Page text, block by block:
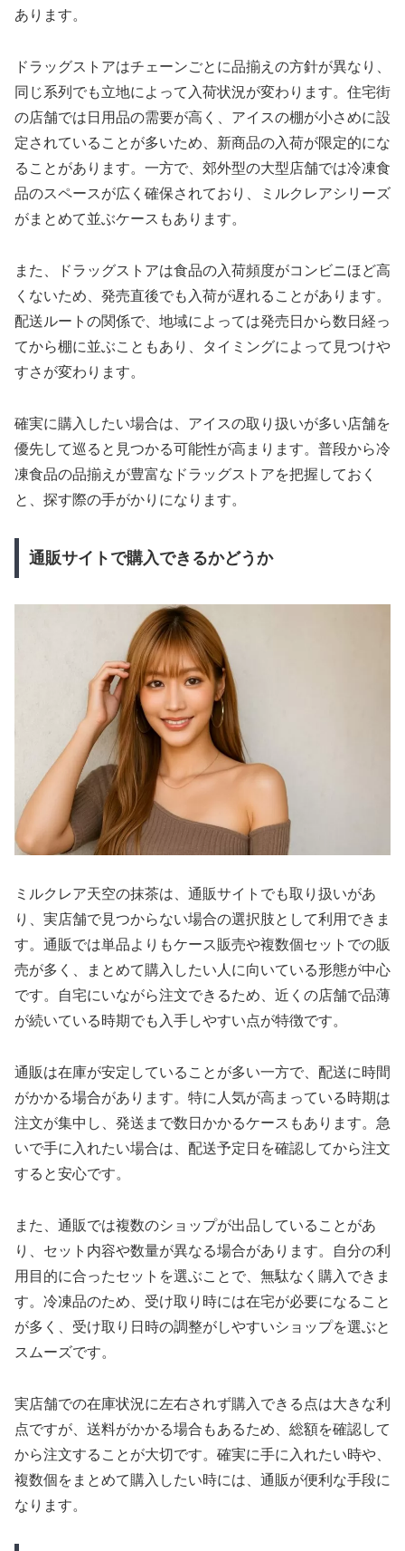
あります。
ドラッグストアはチェーンごとに品揃えの方針が異なり、
同じ系列でも立地によって入荷状況が変わります。住宅街
の店舗では日用品の需要が高く、アイスの棚が小さめに設
定されていることが多いため、新商品の入荷が限定的にな
ることがあります。一方で、郊外型の大型店舗では冷凍食
品のスペースが広く確保されており、ミルクレアシリーズ
がまとめて並ぶケースもあります。
また、ドラッグストアは食品の入荷頻度がコンビニほど高
くないため、発売直後でも入荷が遅れることがあります。
配送ルートの関係で、地域によっては発売日から数日経っ
てから棚に並ぶこともあり、タイミングによって見つけや
すさが変わります。
確実に購入したい場合は、アイスの取り扱いが多い店舗を
優先して巡ると見つかる可能性が高まります。普段から冷
凍食品の品揃えが豊富なドラッグストアを把握しておく
と、探す際の手がかりになります。
通販サイトで購入できるかどうか
ミルクレア天空の抹茶は、通販サイトでも取り扱いがあ
り、実店舗で見つからない場合の選択肢として利用できま
す。通販では単品よりもケース販売や複数個セットでの販
売が多く、まとめて購入したい人に向いている形態が中心
です。自宅にいながら注文できるため、近くの店舗で品薄
が続いている時期でも入手しやすい点が特徴です。
通販は在庫が安定していることが多い一方で、配送に時間
がかかる場合があります。特に人気が高まっている時期は
注文が集中し、発送まで数日かかるケースもあります。急
いで手に入れたい場合は、配送予定日を確認してから注文
すると安心です。
また、通販では複数のショップが出品していることがあ
り、セット内容や数量が異なる場合があります。自分の利
用目的に合ったセットを選ぶことで、無駄なく購入できま
す。冷凍品のため、受け取り時には在宅が必要になること
が多く、受け取り日時の調整がしやすいショップを選ぶと
スムーズです。
実店舗での在庫状況に左右されず購入できる点は大きな利
点ですが、送料がかかる場合もあるため、総額を確認して
から注文することが大切です。確実に手に入れたい時や、
複数個をまとめて購入したい時には、通販が便利な手段に
なります。